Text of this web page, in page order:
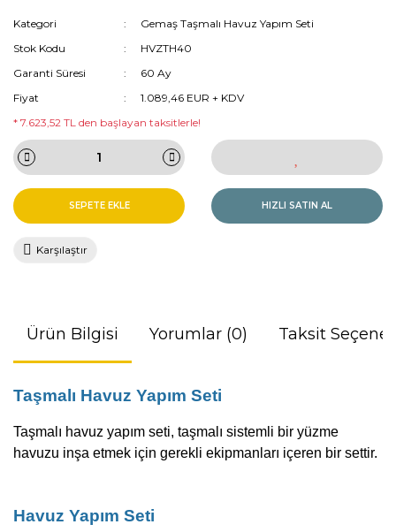
Kategori
Gemaş Taşmalı Havuz Yapım Seti
Stok Kodu
HVZTH40
Garanti Süresi
60 Ay
Fiyat
1.089,46 EUR + KDV
* 7.623,52 TL den başlayan taksitlerle!
SEPETE EKLE HIZLI SATIN AL
Karşılaştır
Ürün Bilgisi Yorumlar (0) Taksit
Taşmalı Havuz Yapım Seti
Taşmalı havuz yapım seti, taşmalı sistemli bir yüzme
havuzu inşa etmek için gerekli ekipmanları içeren bir settir.
Havuz Yapım Seti